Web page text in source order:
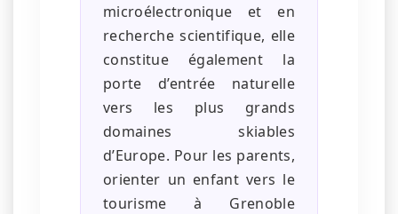
microélectronique et en
recherche scientifique, elle
constitue également la
porte d’entrée naturelle
vers les plus grands
domaines skiables
d’Europe. Pour les parents,
orienter un enfant vers le
tourisme à Grenoble